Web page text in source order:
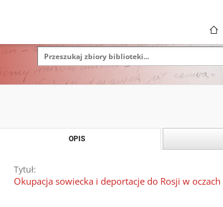
OPIS
Tytuł:
Okupacja sowiecka i deportacje do Rosji w oczach